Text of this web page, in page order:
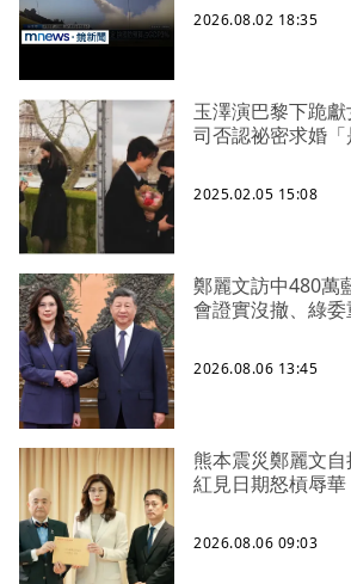
2026.08.02 18:35
玉澤演巴黎下跪
司否認祕密求婚「
2025.02.05 15:08
鄭麗文訪中480
會證實沒撤、綠
2026.08.06 13:45
熊本震災鄭麗文
紅見日期怒槓辱
2026.08.06 09:03